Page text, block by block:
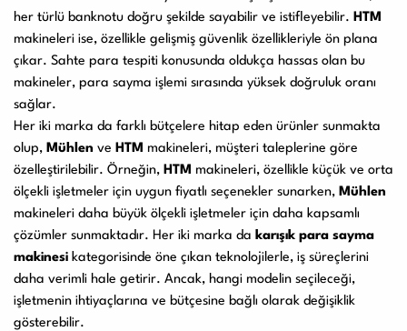
her türlü banknotu doğru şekilde sayabilir ve istifleyebilir. HTM
makineleri ise, özellikle gelişmiş güvenlik özellikleriyle ön plana
çıkar. Sahte para tespiti konusunda oldukça hassas olan bu
makineler, para sayma işlemi sırasında yüksek doğruluk oranı
sağlar.
Her iki marka da farklı bütçelere hitap eden ürünler sunmakta
olup, Mühlen ve HTM makineleri, müşteri taleplerine göre
özelleştirilebilir. Örneğin, HTM makineleri, özellikle küçük ve orta
ölçekli işletmeler için uygun fiyatlı seçenekler sunarken, Mühlen
makineleri daha büyük ölçekli işletmeler için daha kapsamlı
çözümler sunmaktadır. Her iki marka da karışık para sayma
makinesi kategorisinde öne çıkan teknolojilerle, iş süreçlerini
daha verimli hale getirir. Ancak, hangi modelin seçileceği,
işletmenin ihtiyaçlarına ve bütçesine bağlı olarak değişiklik
gösterebilir.